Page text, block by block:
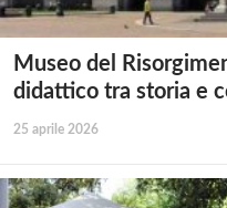
Museo del
didattico tra storia e
25 aprile 2026